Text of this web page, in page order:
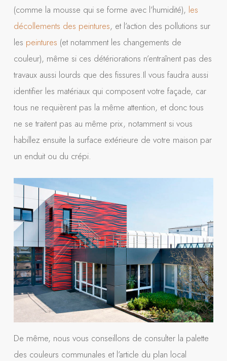
(comme la mousse qui se forme avec l’humidité), les
décollements des peintures, et l’action des pollutions sur
les peintures (et notamment les changements de
couleur), même si ces détériorations n’entraînent pas des
travaux aussi lourds que des fissures.Il vous faudra aussi
identifier les matériaux qui composent votre façade, car
tous ne requièrent pas la même attention, et donc tous
ne se traitent pas au même prix, notamment si vous
habillez ensuite la surface extérieure de votre maison par
un enduit ou du crépi.
De même, nous vous conseillons de consulter la palette
des couleurs communales et l’article du plan local